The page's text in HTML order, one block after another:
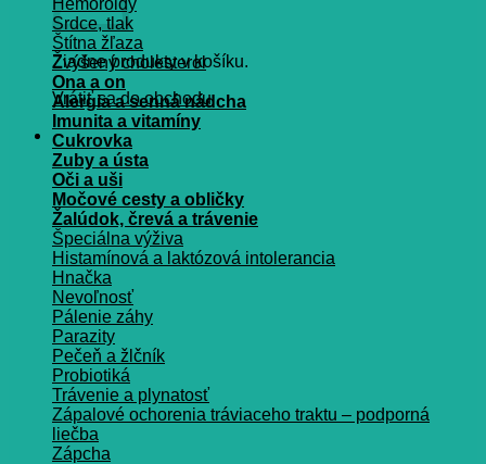
Žiadne produkty v košíku.
Vrátiť sa do obchodu
Hemoroidy
Srdce, tlak
Štítna žľaza
Zvýšený cholesterol
Ona a on
Alergia a senná nádcha
Imunita a vitamíny
Cukrovka
Zuby a ústa
Oči a uši
Močové cesty a obličky
Žalúdok, črevá a trávenie
Špeciálna výživa
Histamínová a laktózová intolerancia
Hnačka
Nevoľnosť
Pálenie záhy
Parazity
Pečeň a žlčník
Probiotiká
Trávenie a plynatosť
Zápalové ochorenia tráviaceho traktu – podporná
liečba
Zápcha